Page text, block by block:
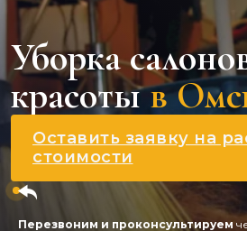
Уборка
красотыв
Оставить заявку на
стоимости
Перезвоним и проконсультируем